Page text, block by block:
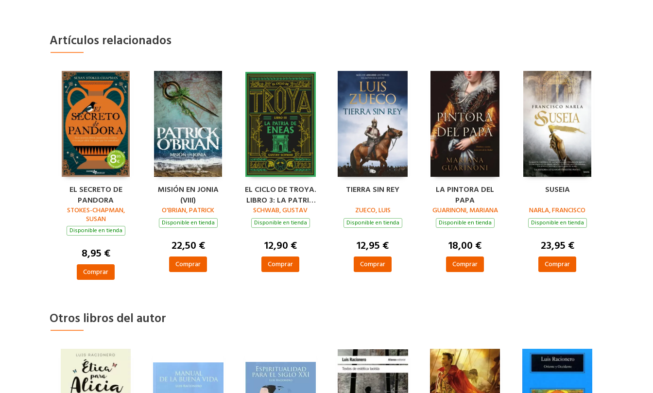
Artículos relacionados
EL SECRETO DE
PANDORA
STOKES-CHAPMAN,
SUSAN
Disponible en tienda
8,95 €
Comprar
MISIÓN EN JONIA
(VIII)
O'BRIAN, PATRICK
Disponible en tienda
22,50 €
Comprar
EL CICLO DE TROYA.
LIBRO 3: LA PATRIA
DE ENEAS
SCHWAB, GUSTAV
Disponible en tienda
12,90 €
Comprar
TIERRA SIN REY
ZUECO, LUIS
Disponible en tienda
12,95 €
Comprar
LA PINTORA DEL
PAPA
GUARINONI, MARIANA
Disponible en tienda
18,00 €
Comprar
SUSEIA
NARLA, FRANCISCO
Disponible en tienda
23,95 €
Comprar
Otros libros del autor